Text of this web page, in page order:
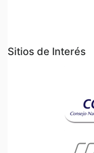
Sitios de Interés